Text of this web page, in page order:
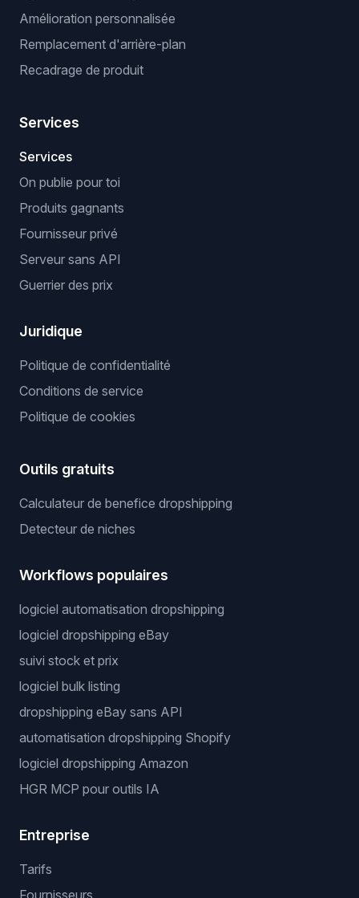
Amélioration personnalisée
Remplacement d'arrière-plan
Recadrage de produit
Services
Services
On publie pour toi
Produits gagnants
Fournisseur privé
Serveur sans API
Guerrier des prix
Juridique
Politique de confidentialité
Conditions de service
Politique de cookies
Outils gratuits
Calculateur de benefice dropshipping
Detecteur de niches
Workflows populaires
logiciel automatisation dropshipping
logiciel dropshipping eBay
suivi stock et prix
logiciel bulk listing
dropshipping eBay sans API
automatisation dropshipping Shopify
logiciel dropshipping Amazon
HGR MCP pour outils IA
Entreprise
Tarifs
Fournisseurs